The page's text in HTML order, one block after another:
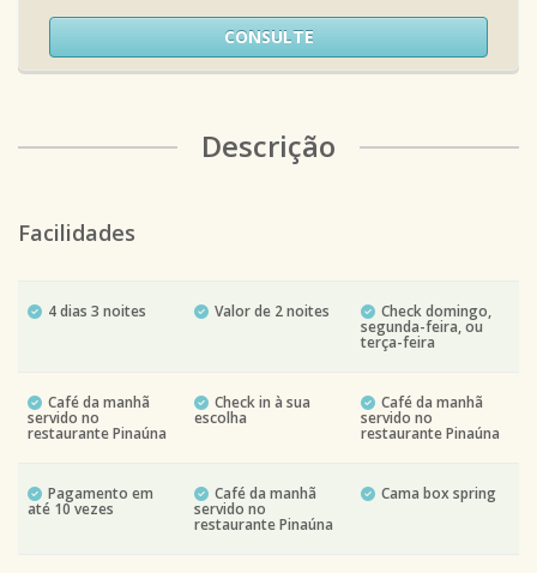
CONSULTE
Descrição
Facilidades
4 dias 3 noites Valor de 2 noites Check domingo,
segunda-feira, ou
terça-feira
Café da manhã
servido no
restaurante Pinaúna
Check in à sua
escolha
Café da manhã
servido no
restaurante Pinaúna
Pagamento em
até 10 vezes
Café da manhã
servido no
restaurante Pinaúna
Cama box spring